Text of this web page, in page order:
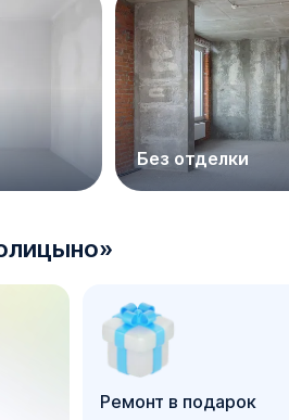
Без отделки
»
Ремонт в подарок